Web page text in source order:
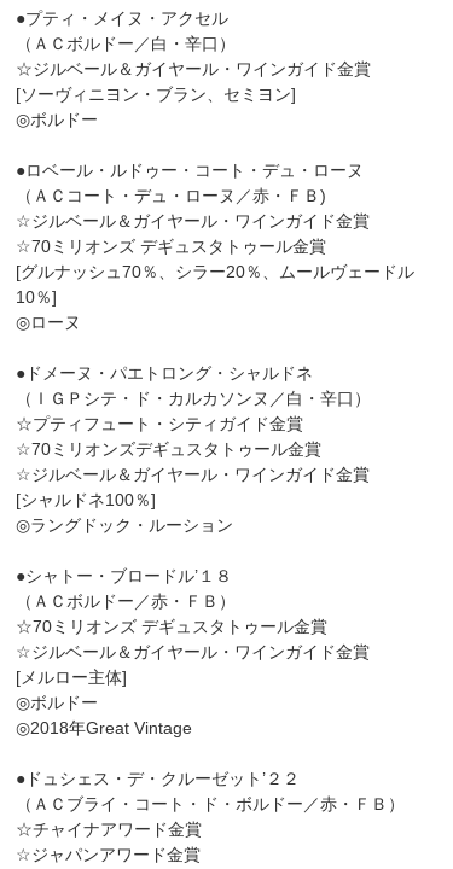
●プティ・メイヌ・アクセル
（ＡＣボルドー／白・辛口）
☆ジルベール＆ガイヤール・ワインガイド金賞
[ソーヴィニヨン・ブラン、セミヨン]
◎ボルドー
●ロベール・ルドゥー・コート・デュ・ローヌ
（ＡＣコート・デュ・ローヌ／赤・ＦＢ)
☆ジルベール＆ガイヤール・ワインガイド金賞
☆70ミリオンズ デギュスタトゥール金賞
[グルナッシュ70％、シラー20％、ムールヴェードル
10％]
◎ローヌ
●ドメーヌ・パエトロング・シャルドネ
（ＩＧＰシテ・ド・カルカソンヌ／白・辛口）
☆プティフュート・シティガイド金賞
☆70ミリオンズデギュスタトゥール金賞
☆ジルベール＆ガイヤール・ワインガイド金賞
[シャルドネ100％]
◎ラングドック・ルーション
●シャトー・ブロードル’１８
（ＡＣボルドー／赤・ＦＢ）
☆70ミリオンズ デギュスタトゥール金賞
☆ジルベール＆ガイヤール・ワインガイド金賞
[メルロー主体]
◎ボルドー
◎2018年Great Vintage
●ドュシェス・デ・クルーゼット’２２
（ＡＣブライ・コート・ド・ボルドー／赤・ＦＢ）
☆チャイナアワード金賞
☆ジャパンアワード金賞